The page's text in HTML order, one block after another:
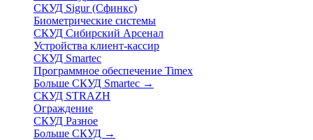
СКУД Sigur (Сфинкс)
Биометрические системы
СКУД Сибирский Арсенал
Устройства клиент-кассир
СКУД Smartec
Программное обеспечение Timex
Больше СКУД Smartec →
СКУД STRAZH
Ограждение
СКУД Разное
Больше СКУД →